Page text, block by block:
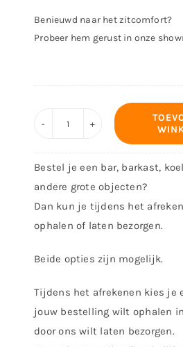
Benieuwd naar het zitcomfort?
Probeer hem gerust in onze
aantal
Bestel je een bar, barkast,
andere grote objecten?
Dan kun je tijdens het
ophalen of laten bezorgen.
Beide opties zijn mogelijk.
Tijdens het afrekenen kies je
jouw bestelling wilt ophalen
door ons wilt laten bezorgen.